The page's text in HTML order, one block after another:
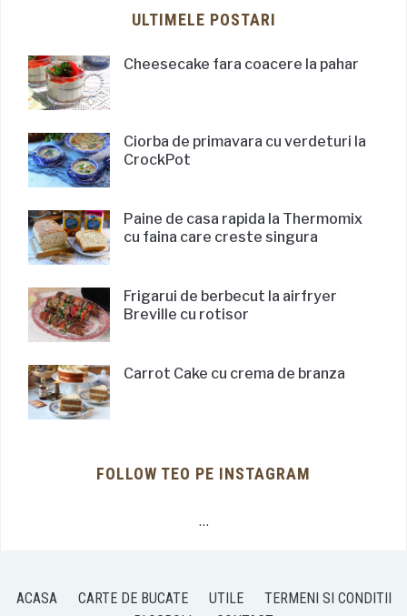
ULTIMELE POSTARI
Cheesecake fara coacere la pahar
Ciorba de primavara cu verdeturi la
CrockPot
Paine de casa rapida la Thermomix
cu faina care creste singura
Frigarui de berbecut la airfryer
Breville cu rotisor
Carrot Cake cu crema de branza
FOLLOW TEO PE INSTAGRAM
…
ACASA CARTE DE BUCATE UTILE
TERMENI SI CONDITII